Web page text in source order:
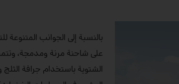
على شاحنة مرنة ومدمجة،
الشتوية باستخدام جرافة الثلج